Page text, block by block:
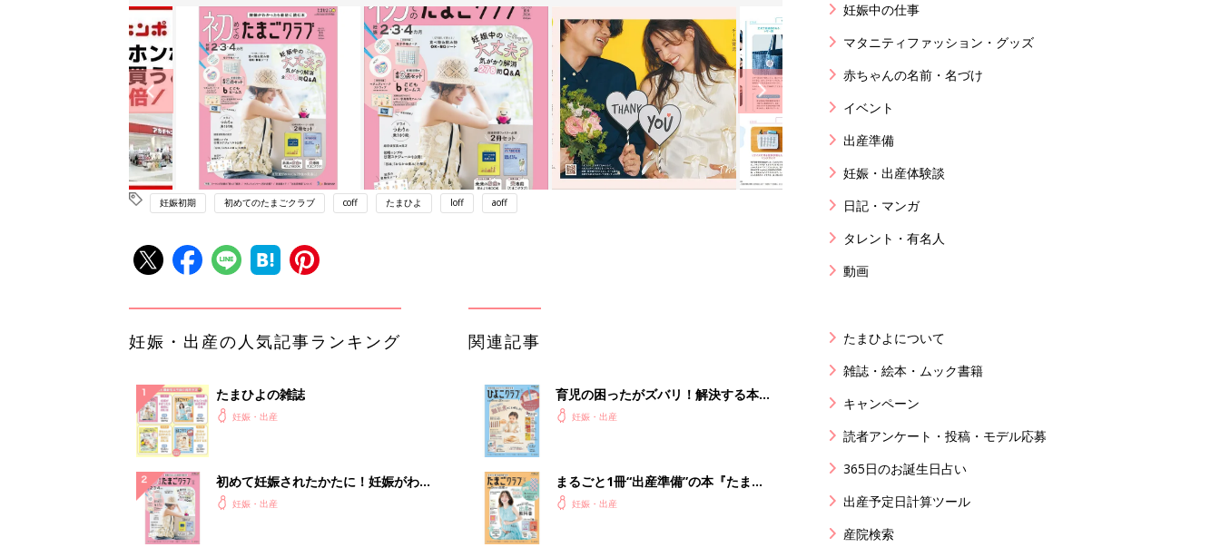
妊娠初期 初めてのたまごクラブ coff たまひよ loff aoff
妊娠・出産の人気記事ランキング
たまひよの雑誌
妊娠・出産
初めて妊娠されたかたに！妊娠がわか
ったら最初に読む本『初めてのたまご
妊娠・出産
関連記事
育児の困ったがズバリ！解決する本
『ひよこクラブ 秋号』 4カ月～2才
妊娠・出産
まるごと1冊“出産準備”の本『たまご
クラブ 夏号』〈スペシャル大特集〉
妊娠・出産
妊娠中の仕事
マタニティファッション・グッズ
赤ちゃんの名前・名づけ
イベント
出産準備
妊娠・出産体験談
日記・マンガ
タレント・有名人
動画
たまひよについて
雑誌・絵本・ムック書籍
キャンペーン
読者アンケート・投稿・モデル応募
365日のお誕生日占い
出産予定日計算ツール
産院検索